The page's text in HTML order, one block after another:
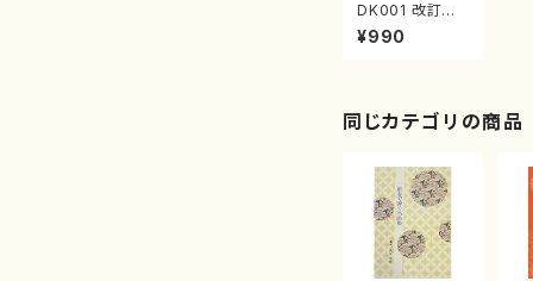
DK001 改訂版
春の海 （五線譜
付）（宮城道雄/
¥990
同じカテゴリの商品